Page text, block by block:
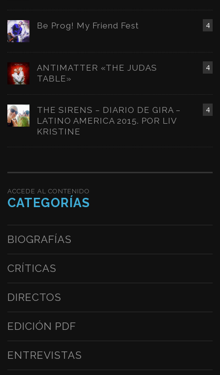
4
Be Prog! My Friend Fest
4
ANTIMATTER «THE JUDAS
TABLE»
4
THE SIRENS – DIARIO DE GIRA –
LATINO AMERICA 2015. POR LIV
KRISTINE
ACCEDE AL CONTENIDO
CATEGORÍAS
BIOGRAFÍAS
CRÍTICAS
DIRECTOS
EDICIÓN PDF
ENTREVISTAS